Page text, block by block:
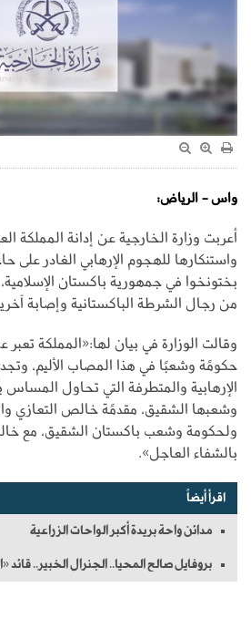
واس - الرياض:
أعربت وزارة الخارجية عن إدانة المملكة
واستنكارها للهجوم الإرهابي الغادر على
بختونخوا في جمهورية باكستان
من رجال الشرطة الباكستانية وإصابة
وقالت الوزارة في بيان لها:«المملكة
حكومًة وشعبًا في هذا المصاب الأليم،
الإرهابية والمتطرفة التي تحاول
وشعبها الشقيق، مقدمًة خالص التعازي
ولحكومة وشعب باكستان الشقيق، مع
بالشفاء العاجل».
اقرأ أيضاً
مدائن واحة بريدة أكبر الواحات الزراعية
بروفايل صالح المحيا.. الجنرال الخبير.. قائد